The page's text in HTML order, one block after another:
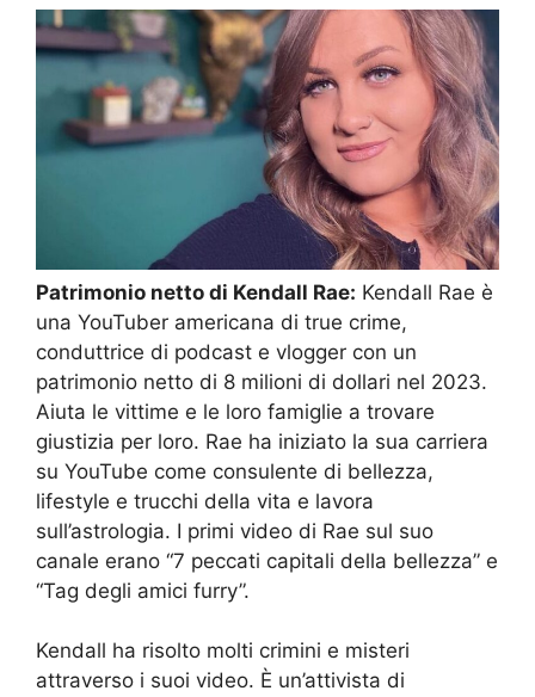
Patrimonio netto di Kendall Rae: Kendall Rae è
una YouTuber americana di true crime,
conduttrice di podcast e vlogger con un
patrimonio netto di 8 milioni di dollari nel 2023.
Aiuta le vittime e le loro famiglie a trovare
giustizia per loro. Rae ha iniziato la sua carriera
su YouTube come consulente di bellezza,
lifestyle e trucchi della vita e lavora
sull’astrologia. I primi video di Rae sul suo
canale erano “7 peccati capitali della bellezza” e
“Tag degli amici furry”.
Kendall ha risolto molti crimini e misteri
attraverso i suoi video. È un’attivista di